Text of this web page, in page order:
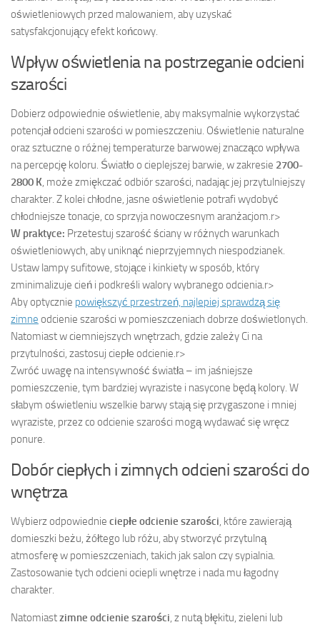
oświetleniowych przed malowaniem, aby uzyskać
satysfakcjonujący efekt końcowy.
Wpływ oświetlenia na postrzeganie odcieni
szarości
Dobierz odpowiednie oświetlenie, aby maksymalnie wykorzystać
potencjał odcieni szarości w pomieszczeniu. Oświetlenie naturalne
oraz sztuczne o różnej temperaturze barwowej znacząco wpływa
na percepcję koloru. Światło o cieplejszej barwie, w zakresie 2700-
2800 K , może zmiękczać odbiór szarości, nadając jej przytulniejszy
charakter. Z kolei chłodne, jasne oświetlenie potrafi wydobyć
chłodniejsze tonacje, co sprzyja nowoczesnym aranżacjom. r>
W praktyce: Przetestuj szarość ściany w różnych warunkach
oświetleniowych, aby uniknąć nieprzyjemnych niespodzianek.
Ustaw lampy sufitowe, stojące i kinkiety w sposób, który
zminimalizuje cień i podkreśli walory wybranego odcienia. r>
Aby optycznie powiększyć przestrzeń, najlepiej sprawdzą się
zimne odcienie szarości w pomieszczeniach dobrze doświetlonych.
Natomiast w ciemniejszych wnętrzach, gdzie zależy Ci na
przytulności, zastosuj ciepłe odcienie. r>
Zwróć uwagę na intensywność światła – im jaśniejsze
pomieszczenie, tym bardziej wyraziste i nasycone będą kolory. W
słabym oświetleniu wszelkie barwy stają się przygaszone i mniej
wyraziste, przez co odcienie szarości mogą wydawać się wręcz
ponure.
Dobór ciepłych i zimnych odcieni szarości do
wnętrza
Wybierz odpowiednie ciepłe odcienie szarości , które zawierają
domieszki beżu, żółtego lub różu, aby stworzyć przytulną
atmosferę w pomieszczeniach, takich jak salon czy sypialnia.
Zastosowanie tych odcieni ociepli wnętrze i nada mu łagodny
charakter.
Natomiastzimne odcienie szarości , z nutą błękitu, zieleni lub